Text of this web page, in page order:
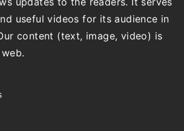
useful videos for its audience in
content (text, image, video) is